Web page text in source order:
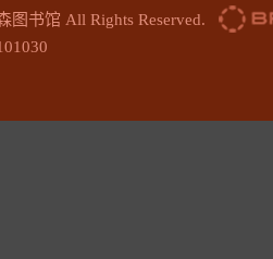
图书馆 All Rights Reserved.